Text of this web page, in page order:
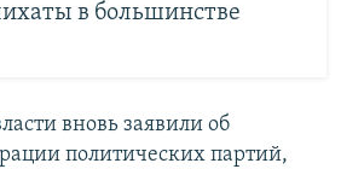
в большинстве
вновь заявили об
политических партий,